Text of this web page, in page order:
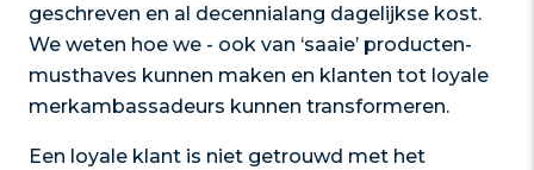
geschreven en al decennialang dagelijkse kost.
We weten hoe we - ook van ‘saaie’ producten-
musthaves kunnen maken en klanten tot loyale
merkambassadeurs kunnen transformeren.
Een loyale klant is niet getrouwd met het